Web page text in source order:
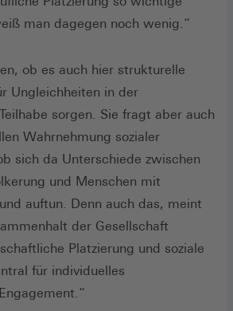
man dagegen noch wenig.“
ob es auch hier strukturelle
Ungleichheiten in der
sorgen. Sie fragt aber auch
Wahrnehmung sozialer
sich da Unterschiede zwischen
und Menschen mit
auftun. Denn auch das, meint
der Gesellschaft
Platzierung und soziale
für individuelles